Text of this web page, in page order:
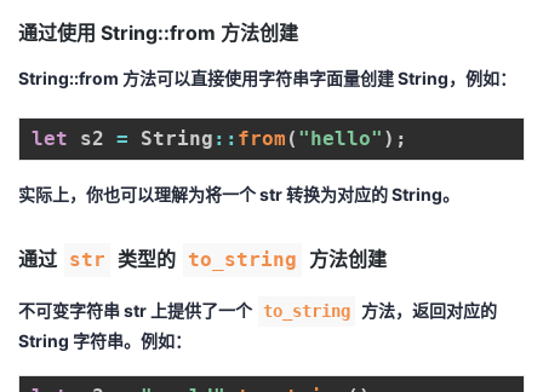
通过使用 String::from 方法创建
String::from 方法可以直接使用字符串字面量创建String，例如：
let s2 = String : : from ( "hello" ) ;
实际上，你也可以理解为将一个str转换为对应的String。
通过 str 类型的 to_string 方法创建
不可变字符串str 上提供了一个 to_string
方法，返回对应的
String 字符串。例如：